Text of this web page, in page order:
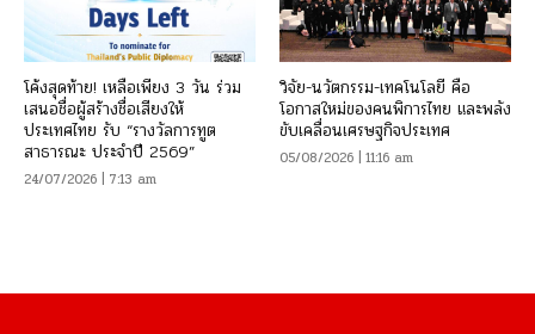
โค้งสุดท้าย! เหลือเพียง 3 วัน ร่วม
เสนอชื่อผู้สร้างชื่อเสียงให้
ประเทศไทย รับ “รางวัลการทูต
สาธารณะ ประจำปี 2569”
24/07/2026 | 7:13 am
วิจัย-นวัตกรรม-เทคโนโลยี คือ
โอกาสใหม่ของคนพิการไทย และพลัง
ขับเคลื่อนเศรษฐกิจประเทศ
05/08/2026 | 11:16 am